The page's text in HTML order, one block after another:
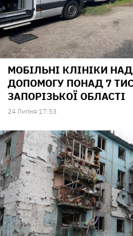
МОБІЛЬНІ КЛІНІКИ
ДОПОМОГУ ПОНАД 7
ЗАПОРІЗЬКОЇ ОБЛАСТІ
24 Липня 17:53